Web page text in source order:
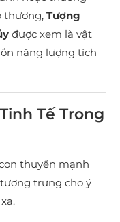
thương, Tượng
được xem là vật
năng lượng tích
Tế Trong
thuyền mạnh
trưng cho ý